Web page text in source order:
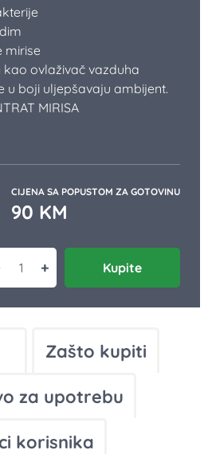
ovlaživač vazduha
u boji uljepšavaju ambijent.
MIRISA
Osvježivač vazduha KS-02LN
+
Zašto kupiti
i pročišćavanja
prostorije, zagušljive prostorije i